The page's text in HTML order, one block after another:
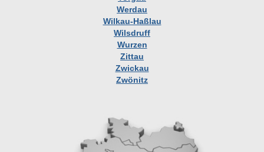
Werdau
Wilkau-Haßlau
Wilsdruff
Wurzen
Zittau
Zwickau
Zwönitz